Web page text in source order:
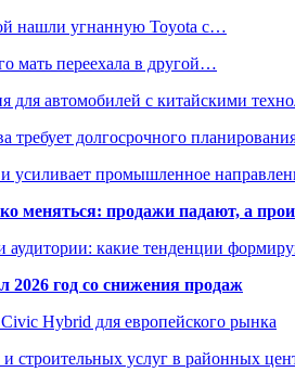
нашли угнанную Toyota с…
мать переехала в другой…
автомобилей с китайскими
долгосрочного
и усиливает промышленное
меняться: продажи падают, а
какие тенденции
год со снижения продаж
Hybrid для европейского рынка
строительных услуг в районных